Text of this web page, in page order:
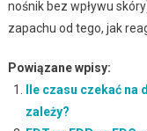
nośnik bez wpływu
zapachu od tego, jak
Powiązane wpisy:
Ile czasu czekać na
zależy?